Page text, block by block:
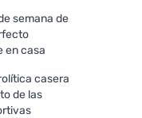
semana de
en casa
casera
de las